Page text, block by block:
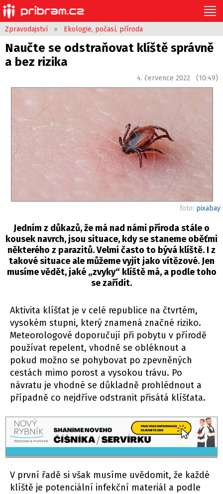
Zpravodajství » Ekologie, počasí, příroda
Naučte se odstraňovat klíště správně
a bez rizika
4. července 2022 (10:49)
foto: pixabay
Jedním z důkazů, že má nad námi příroda stále o
kousek navrch, jsou situace, kdy se staneme oběťmi
některého z parazitů. Velmi často to bývá klíště. I z
takové situace ale můžeme vyjít jako vítězové. Jen
musíme vědět, jaké „zvyky“ klíště má, a podle toho
se zařídit.
Aktivita klíšťat je v celé republice na čtvrtém,
vysokém stupni, který znamená značné riziko.
Meteorologové doporučují při pobytu v přírodě
používat repelent, vhodně se obléknout a
pokud možno se pohybovat po zpevněných
cestách mimo porost a vysokou trávu. Po
návratu je vhodné se důkladně prohlédnout a
případně co nejdříve odstranit přisátá klíšťata.
V první řadě si však musíme uvědomit, že každé
klíště je potenciální infekční materiál a podle